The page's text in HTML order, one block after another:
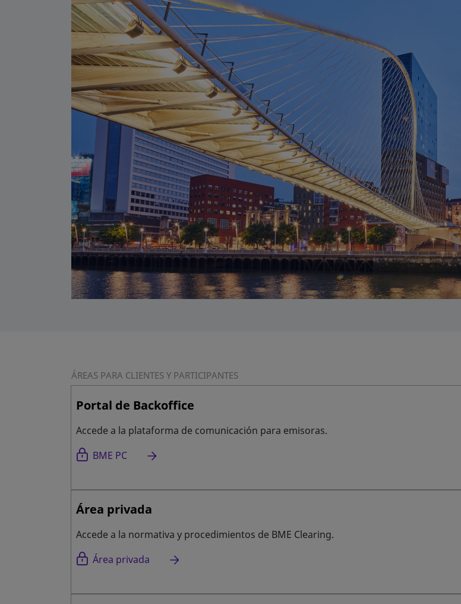
ÁREAS PARA CLIENTES Y PARTICIPANTES
Portal de Backoffice
Accede a la plataforma de comunicación para emisoras.
BME PC
se abre en una pestaña nueva
Área privada
Accede a la normativa y procedimientos de BME Clearing.
Área privada